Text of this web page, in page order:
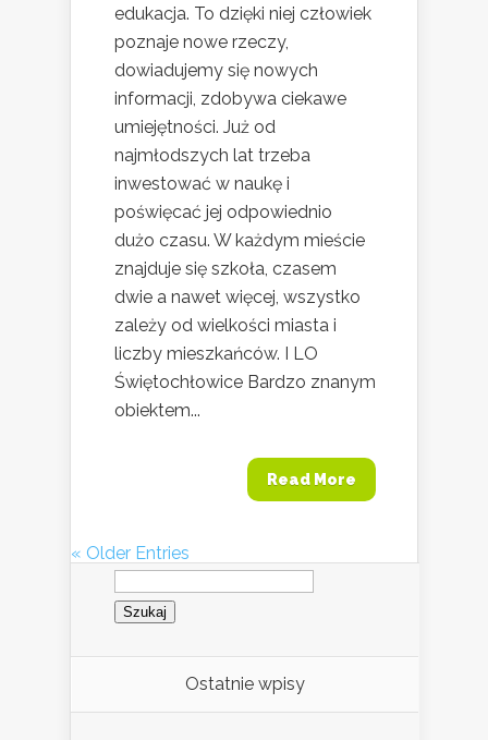
edukacja. To dzięki niej człowiek
poznaje nowe rzeczy,
dowiadujemy się nowych
informacji, zdobywa ciekawe
umiejętności. Już od
najmłodszych lat trzeba
inwestować w naukę i
poświęcać jej odpowiednio
dużo czasu. W każdym mieście
znajduje się szkoła, czasem
dwie a nawet więcej, wszystko
zależy od wielkości miasta i
liczby mieszkańców. I LO
Świętochłowice Bardzo znanym
obiektem...
Read More
« Older Entries
Szukaj:
Ostatnie wpisy